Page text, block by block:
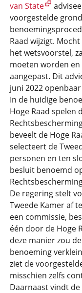
van State
voorgestelde
Raad wijzigt.
het wetsvoorstel,
moeten worden
aangepast. Dit
juni 2022
In de huidige
Hoge Raad spelen
beveelt de Hoge
selecteert de
personen en ten
besluit benoemd
De regering stelt
Tweede Kamer af
een commissie,
één door de Hoge
deze manier zou
benoeming
ziet de
misschien zelfs
Daarnaast vindt